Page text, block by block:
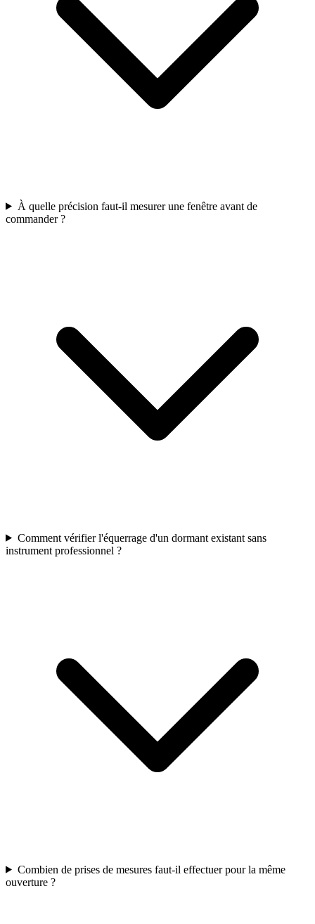
À quelle précision faut-il mesurer une fenêtre avant de
commander ?
Comment vérifier l'équerrage d'un dormant existant sans
instrument professionnel ?
Combien de prises de mesures faut-il effectuer pour la même
ouverture ?